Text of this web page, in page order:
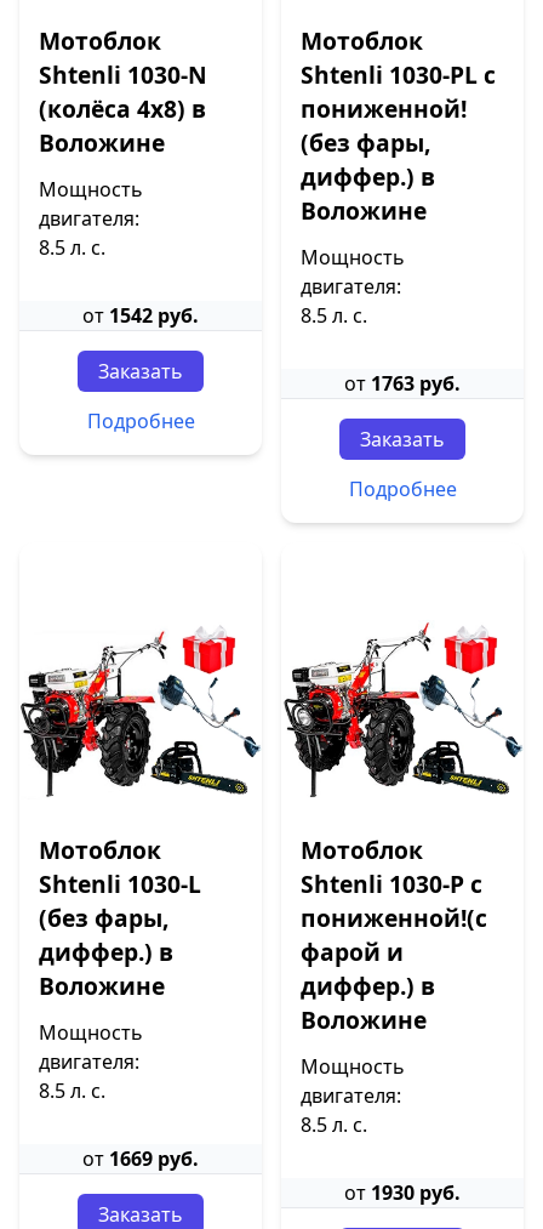
Мотоблок
Shtenli 1030-N
(колёса 4х8) в
Воложине
Мощность
двигателя:
8.5 л. с.
от 1542 руб.
Заказать
Подробнее
Мотоблок
Shtenli 1030-PL с
пониженной!
(без фары,
диффер.) в
Воложине
Мощность
двигателя:
8.5 л. с.
от 1763 руб.
Заказать
Подробнее
Мотоблок
Shtenli 1030-L
(без фары,
диффер.) в
Воложине
Мощность
двигателя:
8.5 л. с.
от 1669 руб.
Заказать
Мотоблок
Shtenli 1030-P с
пониженной!(с
фарой и
диффер.) в
Воложине
Мощность
двигателя:
8.5 л. с.
от 1930 руб.